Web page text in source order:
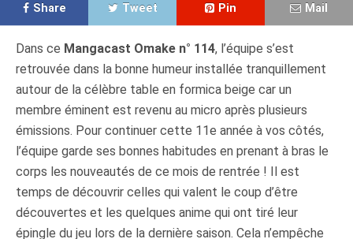
Share Tweet Pin Mail
Dans ce Mangacast Omake n° 114, l’équipe s’est
retrouvée dans la bonne humeur installée tranquillement
autour de la célèbre table en formica beige car un
membre éminent est revenu au micro après plusieurs
émissions. Pour continuer cette 11e année à vos côtés,
l’équipe garde ses bonnes habitudes en prenant à bras le
corps les nouveautés de ce mois de rentrée ! Il est
temps de découvrir celles qui valent le coup d’être
découvertes et les quelques anime qui ont tiré leur
épingle du jeu lors de la dernière saison. Cela n’empêche